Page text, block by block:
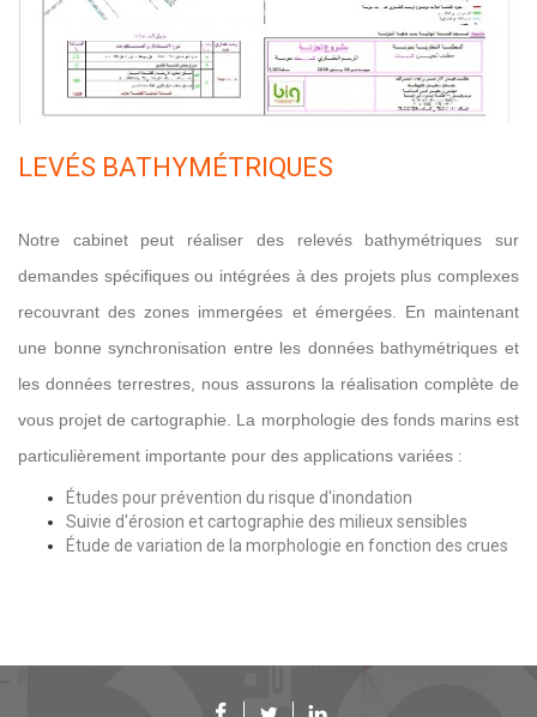
LEVÉS BATHYMÉTRIQUES
Notre cabinet peut réaliser des relevés bathymétriques sur
demandes spécifiques ou intégrées à des projets plus complexes
recouvrant des zones immergées et émergées. En maintenant
une bonne synchronisation entre les données bathymétriques et
les données terrestres, nous assurons la réalisation complète de
vous projet de cartographie. La morphologie des fonds marins est
particulièrement importante pour des applications variées :
Études pour prévention du risque d'inondation
Suivie d'érosion et cartographie des milieux sensibles
Étude de variation de la morphologie en fonction des crues